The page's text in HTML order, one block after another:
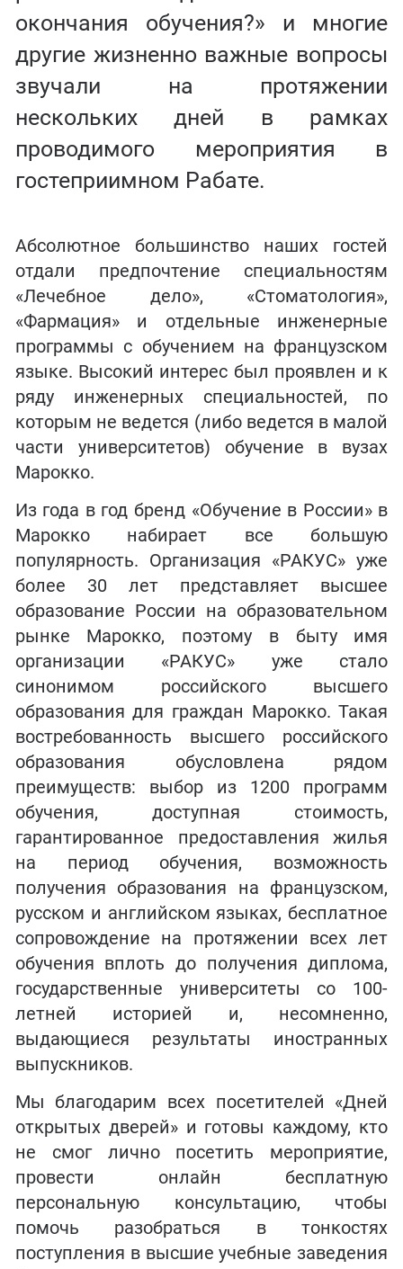
окончания обучения?» и многие
другие жизненно важные вопросы
звучали на протяжении
нескольких дней в рамках
проводимого мероприятия в
гостеприимном Рабате.
Абсолютное большинство наших гостей
отдали предпочтение специальностям
«Лечебное дело», «Стоматология»,
«Фармация» и отдельные инженерные
программы с обучением на французском
языке. Высокий интерес был проявлен и к
ряду инженерных специальностей, по
которым не ведется (либо ведется в малой
части университетов) обучение в вузах
Марокко.
Из года в год бренд «Обучение в России» в
Марокко набирает все большую
популярность. Организация «РАКУС» уже
более 30 лет представляет высшее
образование России на образовательном
рынке Марокко, поэтому в быту имя
организации «РАКУС» уже стало
синонимом российского высшего
образования для граждан Марокко. Такая
востребованность высшего российского
образования обусловлена рядом
преимуществ: выбор из 1200 программ
обучения, доступная стоимость,
гарантированное предоставления жилья
на период обучения, возможность
получения образования на французском,
русском и английском языках, бесплатное
сопровождение на протяжении всех лет
обучения вплоть до получения диплома,
государственные университеты со 100-
летней историей и, несомненно,
выдающиеся результаты иностранных
выпускников.
Мы благодарим всех посетителей «Дней
открытых дверей» и готовы каждому, кто
не смог лично посетить мероприятие,
провести онлайн бесплатную
персональную консультацию, чтобы
помочь разобраться в тонкостях
поступления в высшие учебные заведения